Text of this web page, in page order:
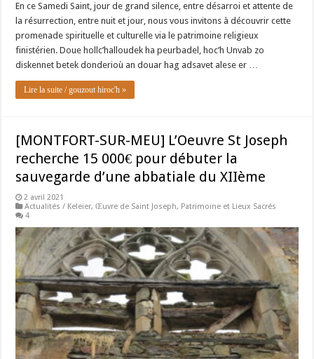
En ce Samedi Saint, jour de grand silence, entre désarroi et attente de
la résurrection, entre nuit et jour, nous vous invitons à découvrir cette
promenade spirituelle et culturelle via le patrimoine religieux
finistérien. Doue hollc’halloudek ha peurbadel, hoc’h Unvab zo
diskennet betek donderioù an douar hag adsavet alese er …
Lire la suite / gouzout hiroc'h »
[MONTFORT-SUR-MEU] L’Oeuvre St Joseph
recherche 15 000€ pour débuter la
sauvegarde d’une abbatiale du XIIème
2 avril 2021
Actualités / Keleier,Œuvre de Saint Joseph, Patrimoine et Lieux Sacrés
4